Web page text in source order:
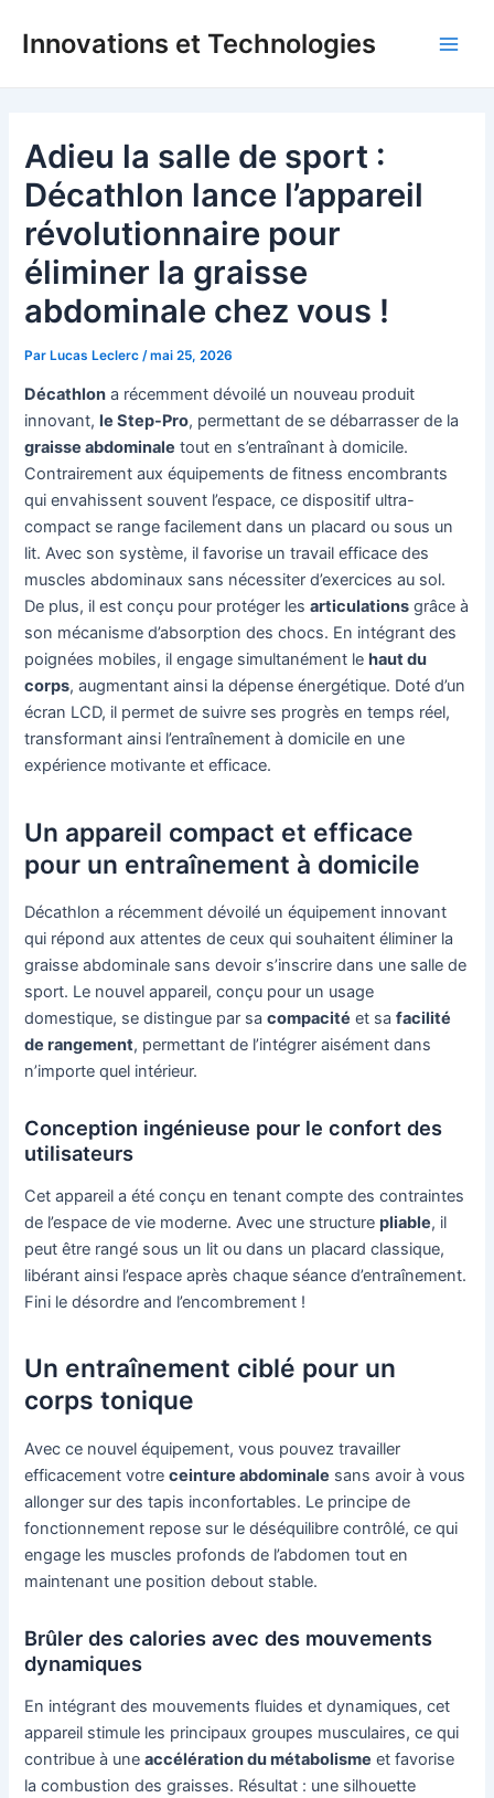
Innovations et Technologies
Adieu la salle de sport :
Décathlon lance l’appareil
révolutionnaire pour
éliminer la graisse
abdominale chez vous !
ParLucas Leclerc /mai 25, 2026
Décathlon a récemment dévoilé un nouveau produit
innovant, le Step-Pro, permettant de se débarrasser de la
graisse abdominale tout en s’entraînant à domicile.
Contrairement aux équipements de fitness encombrants
qui envahissent souvent l’espace, ce dispositif ultra-
compact se range facilement dans un placard ou sous un
lit. Avec son système, il favorise un travail efficace des
muscles abdominaux sans nécessiter d’exercices au sol.
De plus, il est conçu pour protéger lesarticulations grâce à
son mécanisme d’absorption des chocs. En intégrant des
poignées mobiles, il engage simultanément le haut du
corps, augmentant ainsi la dépense énergétique. Doté d’un
écran LCD, il permet de suivre ses progrès en temps réel,
transformant ainsi l’entraînement à domicile en une
expérience motivante et efficace.
Un appareil compact et efficace
pour un entraînement à domicile
Décathlon a récemment dévoilé un équipement innovant
qui répond aux attentes de ceux qui souhaitent éliminer la
graisse abdominale sans devoir s’inscrire dans une salle de
sport. Le nouvel appareil, conçu pour un usage
domestique, se distingue par sacompacité et safacilité
de rangement, permettant de l’intégrer aisément dans
n’importe quel intérieur.
Conception ingénieuse pour le confort des
utilisateurs
Cet appareil a été conçu en tenant compte des contraintes
de l’espace de vie moderne. Avec une structurepliable, il
peut être rangé sous un lit ou dans un placard classique,
libérant ainsi l’espace après chaque séance d’entraînement.
Fini le désordre and l’encombrement !
Un entraînement ciblé pour un
corps tonique
Avec ce nouvel équipement, vous pouvez travailler
efficacement votreceinture abdominale sans avoir à vous
allonger sur des tapis inconfortables. Le principe de
fonctionnement repose sur le déséquilibre contrôlé, ce qui
engage les muscles profonds de l’abdomen tout en
maintenant une position debout stable.
Brûler des calories avec des mouvements
dynamiques
En intégrant des mouvements fluides et dynamiques, cet
appareil stimule les principaux groupes musculaires, ce qui
contribue à uneaccélération du métabolisme et favorise
la combustion des graisses. Résultat : une silhouette